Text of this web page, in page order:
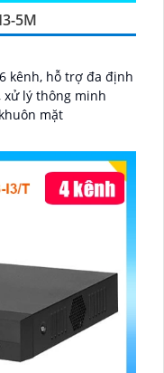
5M
kênh, hỗ trợ đa định
xử lý thông minh
mặt